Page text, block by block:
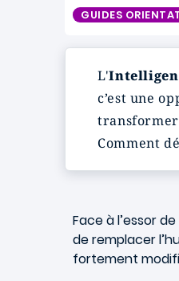
GUIDES
L'
c’est une
Comment
Face à l’essor
de remplacer
fortement